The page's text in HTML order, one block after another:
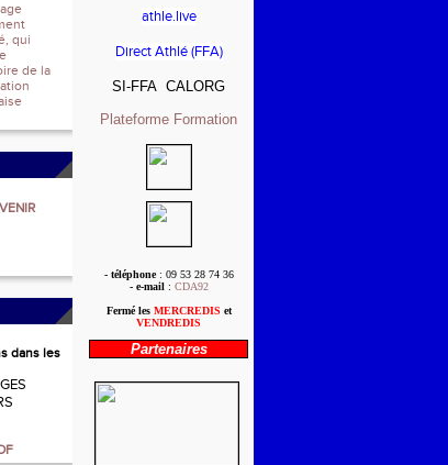
qui
de la
dans les
athle.live
Direct Athlé (FFA)
SI-FFA CALORG
Plateforme Formation
- téléphone: 09 53 28 74 36
- e-mail: CDA92
Fermé les MERCREDIS et
VENDREDIS
Partenaires